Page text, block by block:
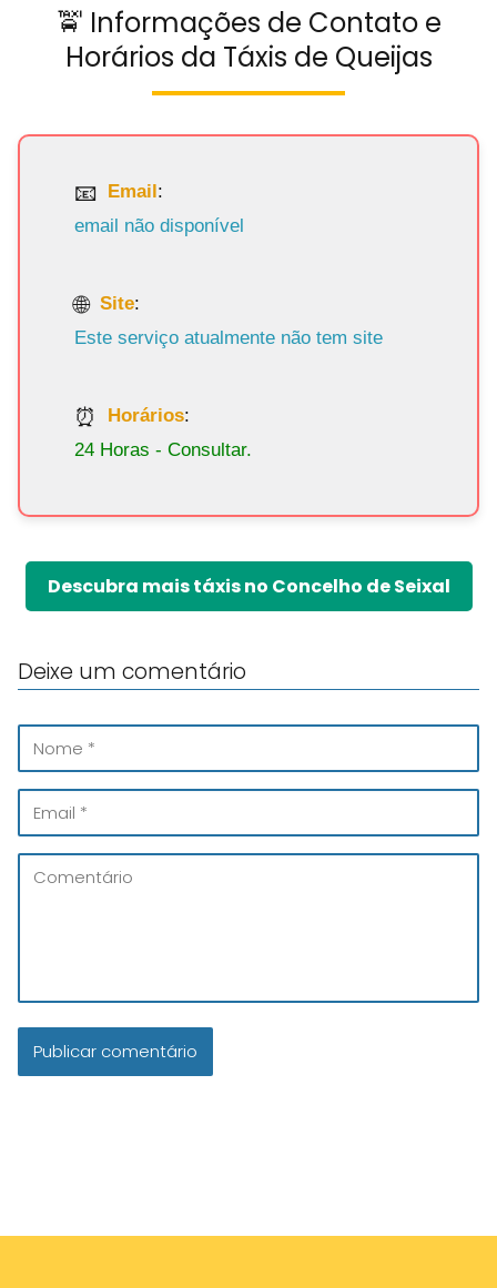
🚖 Informações de Contato e
Horários da Táxis de Queijas
Email:
email não disponível
Site:
Este serviço atualmente não tem site
Horários:
24 Horas - Consultar.
Descubra mais táxis no Concelho de Seixal
Deixe um comentário